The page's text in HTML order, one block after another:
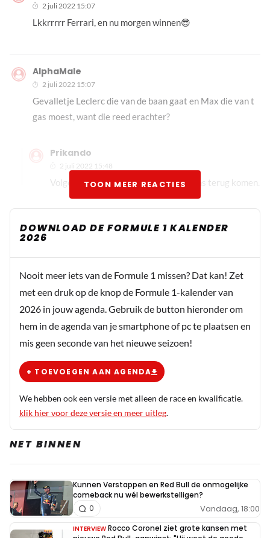
2 juli 2022 15:07
Lkkrrrrr Ferrari, en nu morgen winnen😎
AlphaMale
2 juli 2022 15:07
Gevalletje Leclerc die van de baan gaat en Max die van t
gas moest, want die reed erachter?
Prikando
2 juli 2022 15:48
Volgens mij wel, maar ik zie het nergens terug komen.
2 juli 2022 15:51
J_Voorbeeld
2 juli 2022 15:20
Morgen is Verstappen nog voor de Wellington Straight er
voorbij en kijkt nooit meer achterom. Gevalletje
2 juli 2022 15:30
ik gun het Carlos heel erg, maar iedereen weet dat hij
morgen na de eerste bocht al in is gehaalt🥲
TOON MEER REACTIES
DOWNLOAD DE FORMULE 1 KALENDER
2026
Nooit meer iets van de Formule 1 missen? Dat kan! Zet
met een druk op de knop de Formule 1-kalender van
2026 in jouw agenda. Gebruik de button hieronder om
hem in de agenda van je smartphone of pc te plaatsen en
mis geen seconde van het nieuwe seizoen!
+ TOEVOEGEN AAN AGENDA
We hebben ook een versie met alleen de race en kwalificatie.
klik hier voor deze versie en meer uitleg.
NET BINNEN
Kunnen Verstappen en Red Bull de onmogelijke
comeback nu wél bewerkstelligen?
Vandaag, 18:00
0
INTERVIEW Rocco Coronel ziet grote kansen met